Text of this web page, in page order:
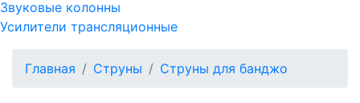
Звуковые колонны
Усилители трансляционные
Главная Струны Струны для банджо